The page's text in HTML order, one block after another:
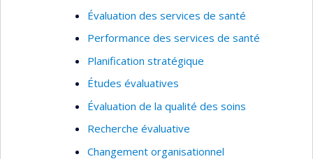
Évaluation des services de santé
Performance des services de santé
Planification stratégique
Études évaluatives
Évaluation de la qualité des soins
Recherche évaluative
Changement organisationnel